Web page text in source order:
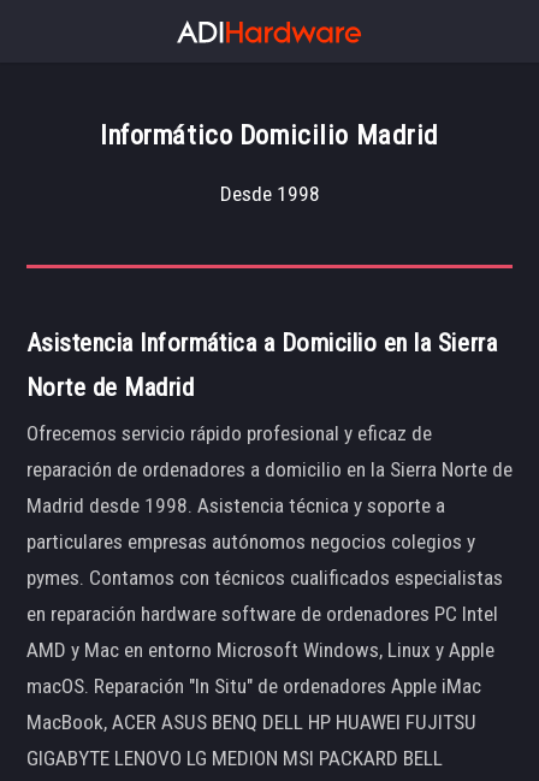
Informático Domicilio Madrid
Desde 1998
Asistencia Informática a Domicilio en la Sierra
Norte de Madrid
Ofrecemos servicio rápido profesional y eficaz de
reparación de ordenadores a domicilio en la Sierra Norte de
Madrid desde 1998. Asistencia técnica y soporte a
particulares empresas autónomos negocios colegios y
pymes. Contamos con técnicos cualificados especialistas
en reparación hardware software de ordenadores PC Intel
AMD y Mac en entorno Microsoft Windows, Linux y Apple
macOS. Reparación "In Situ" de ordenadores Apple iMac
MacBook, ACER ASUS BENQ DELL HP HUAWEI FUJITSU
GIGABYTE LENOVO LG MEDION MSI PACKARD BELL